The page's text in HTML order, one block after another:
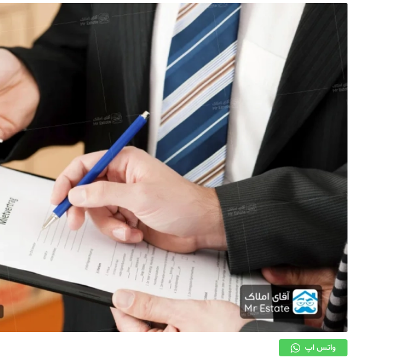
تحلیل مسکن
صنعت ساختمان
ملکی
همایش و نمایشگاه
واتس اپ